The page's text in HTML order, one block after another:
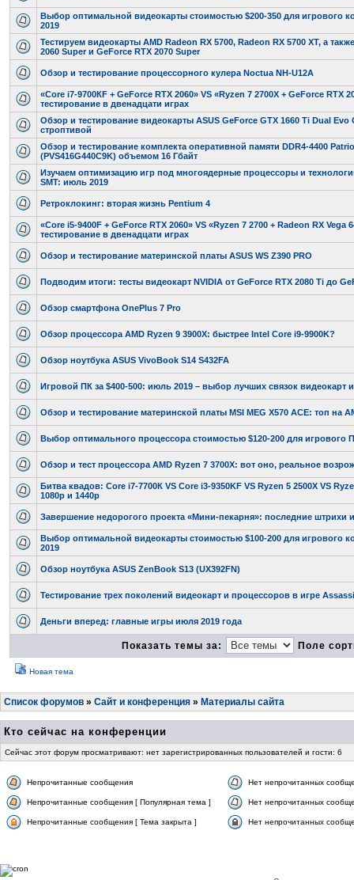
Выбор оптимальной видеокарты стоимостью $200-350 для игрового
2019
Тестируем видеокарты AMD Radeon RX 5700, Radeon RX 5700 XT, а
2060 Super и GeForce RTX 2070 Super
Обзор и тестирование процессорного кулера Noctua NH-U12A
«Core i7-9700КF + GeForce RTX 2060» VS «Ryzen 7 2700Х + GeForce RTX
тестирование в двенадцати играх
Обзор и тестирование видеокарты ASUS GeForce GTX 1660 Ti Dual
строптивой
Обзор и тестирование комплекта оперативной памяти DDR4-4400
(PVS416G440C9K) объемом 16 Гбайт
Изучаем оптимизацию игр под многоядерные процессоры и
SMT: июль 2019
Ретроклокинг: вторая жизнь Pentium 4
«Core i5-9400F + GeForce RTX 2060» VS «Ryzen 7 2700 + Radeon RX Vega
тестирование в двенадцати играх
Обзор и тестирование материнской платы ASUS WS Z390 PRO
Подводим итоги: тесты видеокарт NVIDIA от GeForce RTX 2080 Ti до
Обзор смартфона OnePlus 7 Pro
Обзор процессора AMD Ryzen 9 3900X: быстрее Intel Core i9-9900K?
Обзор ноутбука ASUS VivoBook S14 S432FA
Игровой ПК за $400-500: июль 2019 – выбор лучших связок видеокарт
Обзор и тестирование материнской платы MSI MEG X570 ACE: топ на
Выбор оптимального процессора стоимостью $120-200 для игрового
Обзор и тест процессора AMD Ryzen 7 3700X: вот оно, реальное
Битва квадов: Core i7-7700К VS Core i3-9350KF VS Ryzen 5 2500X VS
1080p и 1440p
Завершение недорогого проекта «Мини-пекарня»: последние штрихи
Выбор оптимальной видеокарты стоимостью $100-200 для игрового
2019
Обзор ноутбука ASUS ZenBook S13 (UX392FN)
Тестирование трех поколений видеокарт и процессоров в игре
Деньги вперед: главные игры июля 2019 года
Показать темы за: Поле
Новая тема
Список форумов » Сайт и конференция » Материалы сайта
Кто сейчас на конференции
Сейчас этот форум просматривают: нет зарегистрированных пользователей и гости: 6
Непрочитанные сообщения Нет непрочитанных
Непрочитанные сообщения [ Популярная тема ] Нет непрочитанных
Непрочитанные сообщения [ Тема закрыта ] Нет непрочитанных